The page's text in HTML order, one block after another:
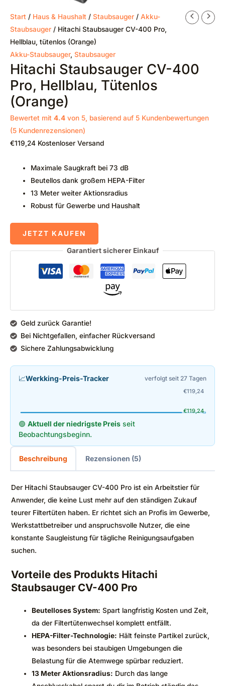
Start / Haus & Haushalt / Staubsauger / Akku-
Staubsauger / Hitachi Staubsauger CV-400 Pro,
Hellblau, tütenlos (Orange)
Akku-Staubsauger, Staubsauger
Hitachi Staubsauger CV-400
Pro, Hellblau, Tütenlos
(Orange)
Bewertet mit 4.4 von 5, basierend auf 5 Kundenbewertungen
(5 Kundenrezensionen)
€119,24 Kostenloser Versand
Maximale Saugkraft bei 73 dB
Beutellos dank großem HEPA-Filter
13 Meter weiter Aktionsradius
Robust für Gewerbe und Haushalt
JETZT KAUFEN
Garantiert sicherer Einkauf
Geld zurück Garantie!
Bei Nichtgefallen, einfacher Rückversand
Sichere Zahlungsabwicklung
📈Werkking-Preis-Tracker verfolgt seit 27 Tagen
€119,24
€119,24
🟢 Aktuell der niedrigste Preis seit
Beobachtungsbeginn.
Beschreibung Rezensionen (5)
Der Hitachi Staubsauger CV-400 Pro ist ein Arbeitstier für
Anwender, die keine Lust mehr auf den ständigen Zukauf
teurer Filtertüten haben. Er richtet sich an Profis im Gewerbe,
Werkstattbetreiber und anspruchsvolle Nutzer, die eine
konstante Saugleistung für tägliche Reinigungsaufgaben
suchen.
Vorteile des Produkts Hitachi
Staubsauger CV-400 Pro
Beutelloses System: Spart langfristig Kosten und Zeit,
da der Filtertütenwechsel komplett entfällt.
HEPA-Filter-Technologie: Hält feinste Partikel zurück,
was besonders bei staubigen Umgebungen die
Belastung für die Atemwege spürbar reduziert.
13 Meter Aktionsradius: Durch das lange